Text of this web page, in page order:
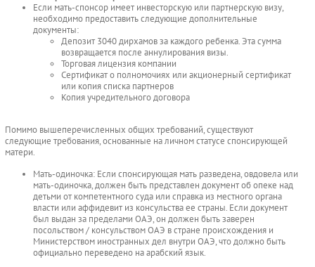
Если мать-спонсор имеет инвесторскую или партнерскую визу,
необходимо предоставить следующие дополнительные
документы:
Депозит 3040 дирхамов за каждого ребенка. Эта сумма
возвращается после аннулирования визы.
Торговая лицензия компании
Сертификат о полномочиях или акционерный сертификат
или копия списка партнеров
Копия учредительного договора
Помимо вышеперечисленных общих требований, существуют
следующие требования, основанные на личном статусе спонсирующей
матери.
Мать-одиночка: Если спонсирующая мать разведена, овдовела или
мать-одиночка, должен быть представлен документ об опеке над
детьми от компетентного суда или справка из местного органа
власти или аффидевит из консульства ее страны. Если документ
был выдан за пределами ОАЭ, он должен быть заверен
посольством / консульством ОАЭ в стране происхождения и
Министерством иностранных дел внутри ОАЭ, что должно быть
официально переведено на арабский язык.